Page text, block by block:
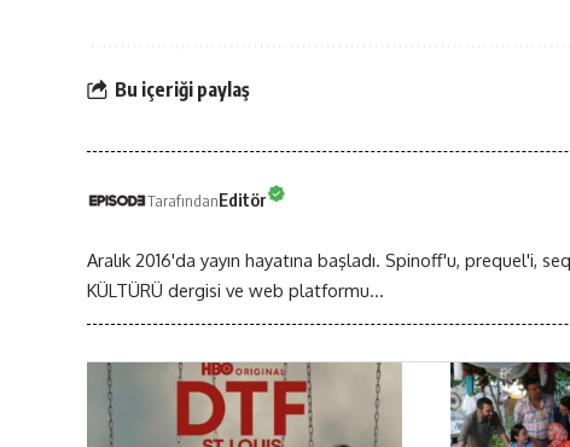
Bu içeriği paylaş
TarafındanEditör
Aralık 2016'da yayın hayatına başladı. Spinoff'u, prequel'i,
KÜLTÜRÜ dergisi ve web platformu...